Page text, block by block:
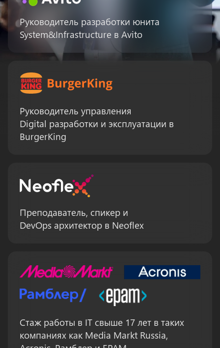
Руководитель разработки юнита
System&Infrastructure в Avito
Руководитель управления
Digital разработки и эксплуатации в
BurgerKing
Преподаватель, спикер и
DevOps архитектор в Neoflex
Стаж работы в IT свыше 17 лет в таких
компаниях как Media Markt Russia,